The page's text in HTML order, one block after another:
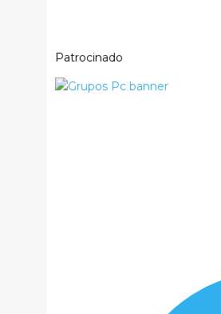
Patrocinado